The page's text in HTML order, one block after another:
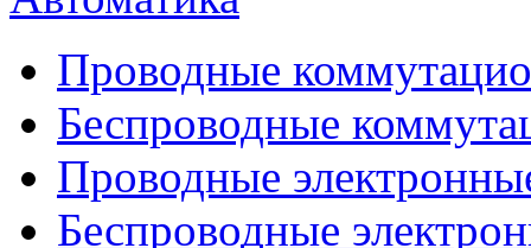
Проводные
Беспроводные
Проводные
Беспроводные